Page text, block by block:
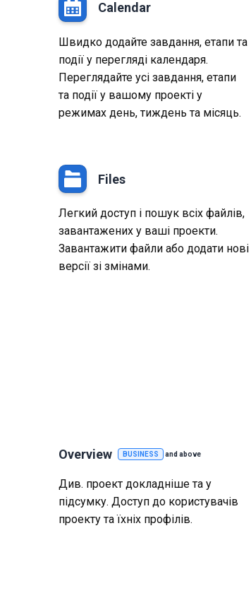
Calendar
Швидко додайте завдання, етапи та
події у перегляді календаря.
Переглядайте усі завдання, етапи
та події у вашому проекті у
режимах день, тиждень та місяць.
Files
Легкий доступ і пошук всіх файлів,
завантажених у ваші проекти.
Завантажити файли або додати нові
версії зі змінами.
Overview BUSINESS and above
Див. проект докладніше та у
підсумку. Доступ до користувачів
проекту та їхніх профілів.